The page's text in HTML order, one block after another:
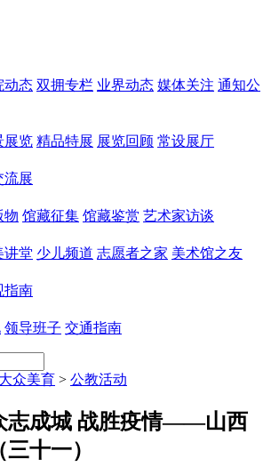
动态 双拥专栏 业界动态 媒体关注 通知公
展览 精品特展 展览回顾 常设展厅
流展
物 馆藏征集 馆藏鉴赏 艺术家访谈
讲堂 少儿频道 志愿者之家 美术馆之友
指南
领导班子 交通指南
大众美育 > 公教活动
志成城 战胜疫情——山西
十一）